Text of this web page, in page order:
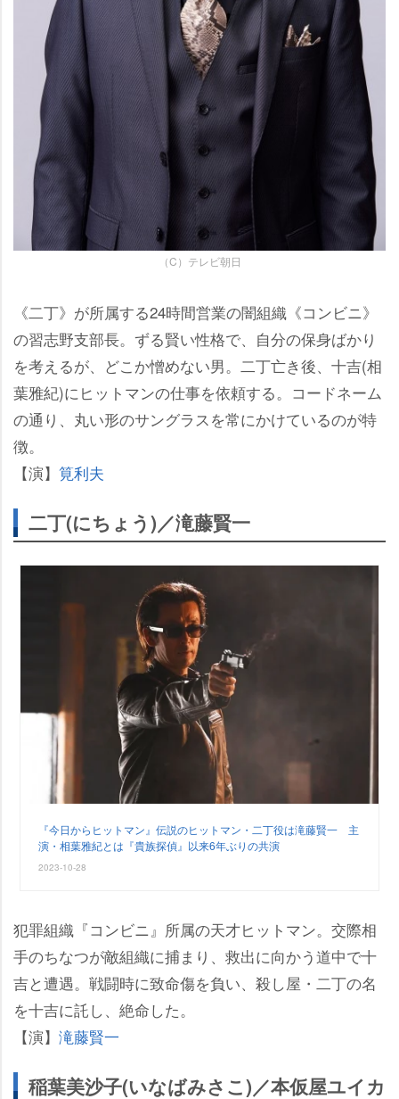
（C）テレビ朝日
《二丁》が所属する24時間営業の闇組織《コンビニ》
の習志野支部長。ずる賢い性格で、自分の保身ばかり
を考えるが、どこか憎めない男。二丁亡き後、十吉(相
葉雅紀)にヒットマンの仕事を依頼する。コードネーム
の通り、丸い形のサングラスを常にかけているのが特
徴。
【演】 筧利夫
二丁(にちょう)／滝藤賢一
『今日からヒットマン』伝説のヒットマン・二丁役は滝藤賢一 主
演・相葉雅紀とは『貴族探偵』以来6年ぶりの共演
2023-10-28
犯罪組織『コンビニ』所属の天才ヒットマン。交際相
手のちなつが敵組織に捕まり、救出に向かう道中で十
吉と遭遇。戦闘時に致命傷を負い、殺し屋・二丁の名
を十吉に託し、絶命した。
【演】 滝藤賢一
稲葉美沙子(いなばみさこ)／本仮屋ユイカ